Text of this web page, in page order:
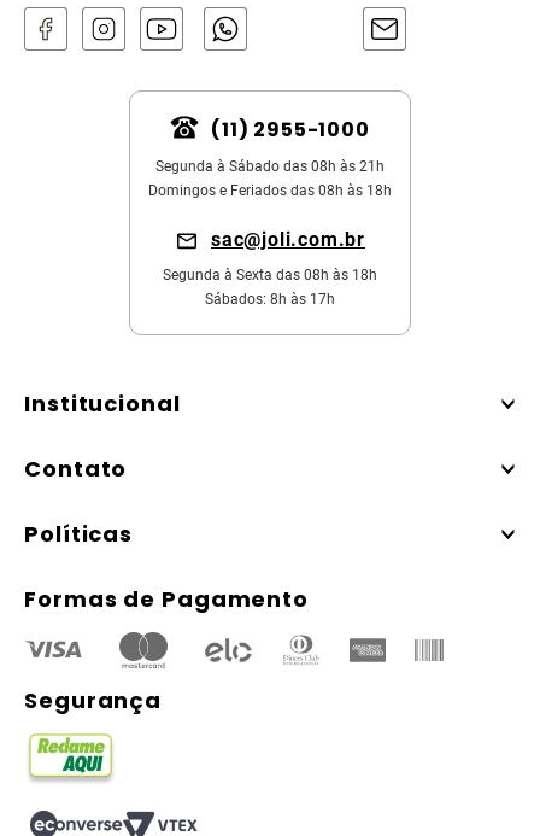
(11) 2955-1000
Segunda à Sábado das 08h às 21h
Domingos e Feriados das 08h às 18h
sac@joli.com.br
Segunda à Sexta das 08h às 18h
Sábados: 8h às 17h
Institucional
Contato
Políticas
Formas de Pagamento
Segurança